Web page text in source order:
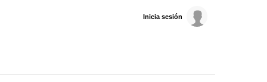
Inicia sesión